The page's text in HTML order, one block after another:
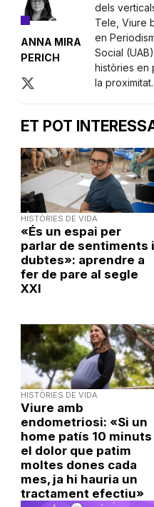
ANNA MIRA
PERICH
dels
Tele, Viure
en
Social
històries en
la proximitat.
ET POT
HISTÒRIES DE VIDA
«És un espai per
parlar de sentiments i
dubtes»: aprendre a
fer de pare al segle
XXI
HISTÒRIES DE VIDA
Viure amb
endometriosi: «Si un
home patís 10 minuts
el dolor que patim
moltes dones cada
mes, ja hi hauria un
tractament efectiu»